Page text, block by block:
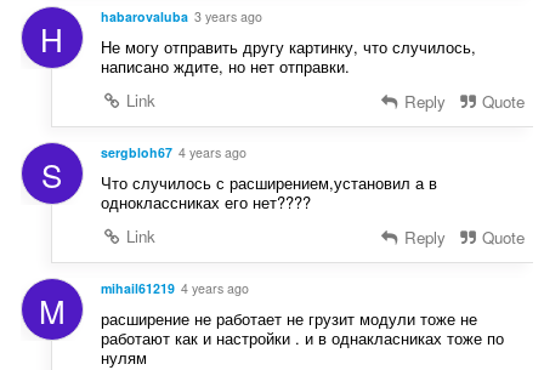
H habarovaluba 3 years ago
Не могу отправить другу картинку, что случилось,
написано ждите, но нет отправки.
Link
Reply Quote
S sergbloh67 4 years ago
Что случилось с расширением,установил а в
одноклассниках его нет????
Link
Reply Quote
M mihail61219 4 years ago
расширение не работает не грузит модули тоже не
работают как и настройки . и в однакласниках тоже по
нулям